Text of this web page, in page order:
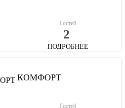
Гостей
2
ПОДРОБНЕЕ
КОМФОРТ
Гостей